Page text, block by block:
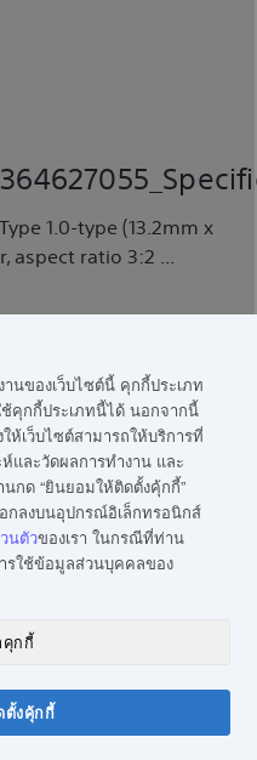
1.0-type (13.2mm x
aspect ratio 3:2 ...
นของเว็บไซต์นี้ คุกกี้ประเภท
คุกกี้ประเภทนี้ได้ นอกจากนี้
ห้เว็บไซต์สามารถให้บริการที่
และวัดผลการทำงาน และ
กด “ยินยอมให้ติดตั้งคุ้กกี้”
กลงบนอุปกรณ์อิเล็กทรอนิกส์
นตัวของเรา ในกรณีที่ท่าน
รใช้ข้อมูลส่วนบุคคลของ
คุกกี้
ตั้งคุ้กกี้